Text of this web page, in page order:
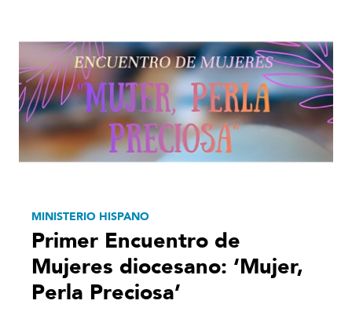
MINISTERIO HISPANO
Primer Encuentro de
Mujeres diocesano: ‘Mujer,
Perla Preciosa’